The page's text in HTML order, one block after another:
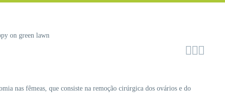

nas fêmeas, que consiste na remoção cirúrgica dos ovários e do